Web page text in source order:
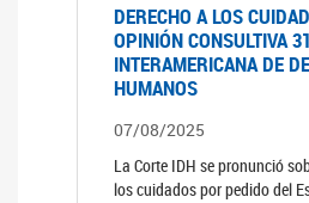
DERECHO A LOS
OPINIÓN CONSULTIVA
INTERAMERICANA DE
HUMANOS
07/08/2025
La Corte IDH se pronunció
los cuidados por pedido del